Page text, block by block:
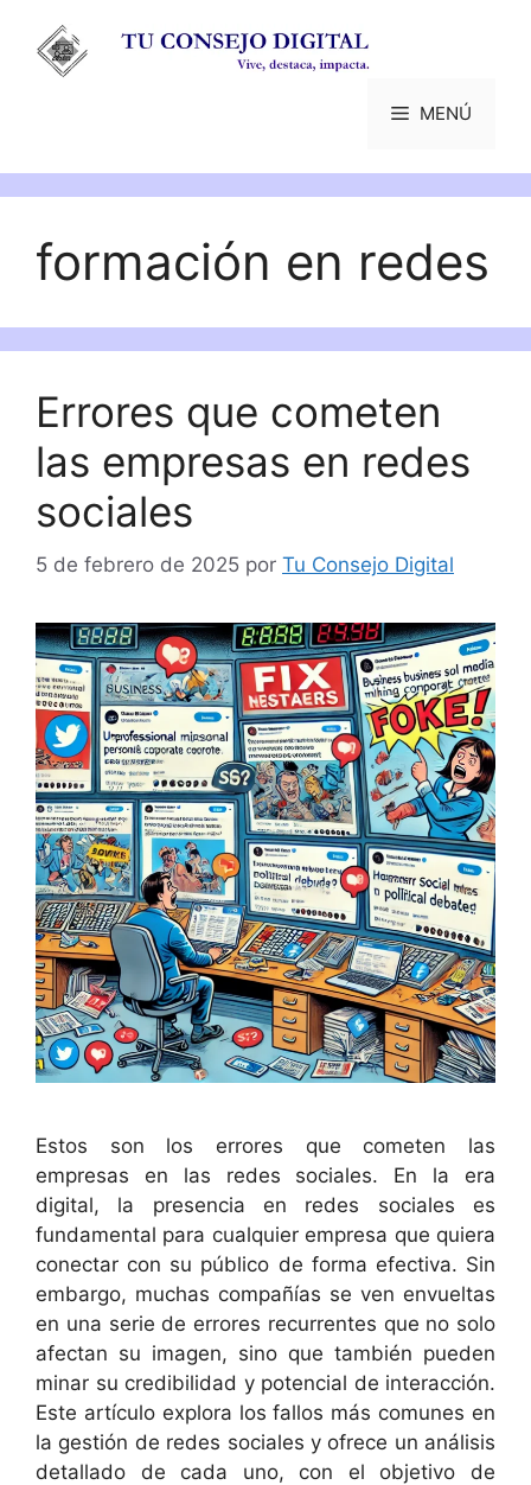
contenido
MENÚ
formación en redes
Errores que cometen
las empresas en redes
sociales
5 de febrero de 2025 por Tu Consejo Digital
Estos son los errores que cometen las
empresas en las redes sociales. En la era
digital, la presencia en redes sociales es
fundamental para cualquier empresa que quiera
conectar con su público de forma efectiva. Sin
embargo, muchas compañías se ven envueltas
en una serie de errores recurrentes que no solo
afectan su imagen, sino que también pueden
minar su credibilidad y potencial de interacción.
Este artículo explora los fallos más comunes en
la gestión de redes sociales y ofrece un análisis
detallado de cada uno, con el objetivo de